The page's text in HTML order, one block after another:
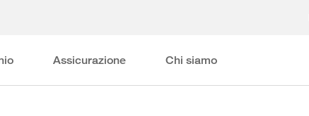
Assicurazione Chi siamo